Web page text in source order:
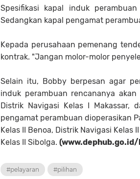
Spesifikasi kapal induk
Sedangkan kapal pengamat
Kepada perusahaan pemenang
kontrak. "Jangan molor-molor
Selain itu, Bobby berpesan agar
induk perambuan rencananya
Distrik Navigasi Kelas I Makassar,
pengamat perambuan dioperasikan
Kelas II Benoa, Distrik Navigasi Kelas
Kelas II Sibolga.
#pelayaran #pilihan